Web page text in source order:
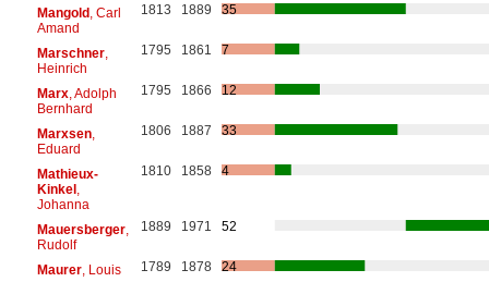
Mangold, Carl
Amand
1813 1889 35
Marschner,
Heinrich
1795 1861 7
Marx, Adolph
Bernhard
1795 1866 12
Marxsen,
Eduard
1806 1887 33
Mathieux-
Kinkel,
Johanna
1810 1858 4
Mauersberger,
Rudolf
1889 1971 52
Maurer, Louis 1789 1878
24